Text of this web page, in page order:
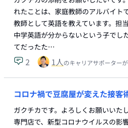
れたことは、家庭教師のアルバイト
教師として英語を教えています。担
中学英語が分からないという子でし
てだったた…
2 1人のキャリアサポーター
コロナ禍で豆腐屋が変えた接客
ガクチカです。よろしくお願いいた
専門店で、新型コロナウイルスの影